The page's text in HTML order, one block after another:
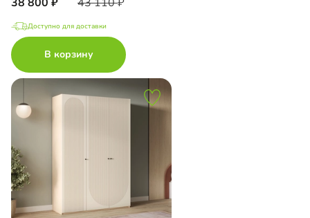
Доступно для доставки
В корзину